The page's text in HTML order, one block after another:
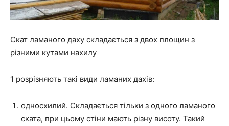
Скат ламаного даху складається з двох площин з
різними кутами нахилу
1 розрізняють такі види ламаних дахів:
односхилий. Складається тільки з одного ламаного
ската, при цьому стіни мають різну висоту. Такий